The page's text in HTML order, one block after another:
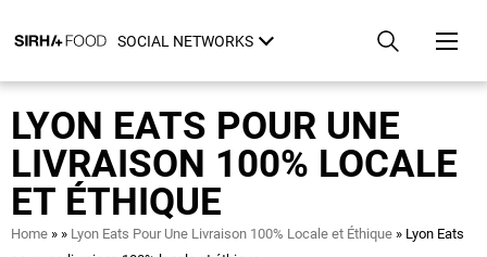
to
content
SOCIAL NETWORKS
LYON EATS POUR UNE
LIVRAISON 100% LOCALE
ET ÉTHIQUE
Breadcrumb
Home Lyon Eats Pour Une Livraison 100% Locale et Éthique
Lyon Eats